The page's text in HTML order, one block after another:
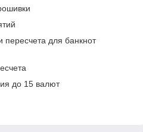
пересчета для банкнот
до 15 валют